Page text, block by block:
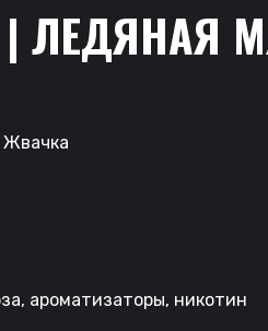
| ЛЕДЯНАЯ
Жвачка
ароматизаторы, никотин